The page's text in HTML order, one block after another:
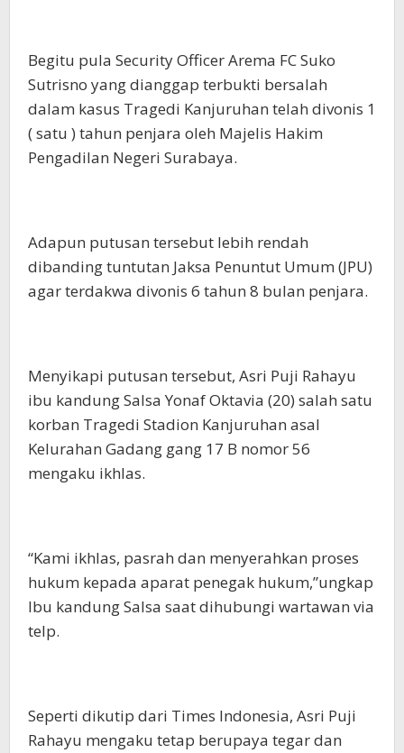
Begitu pula Security Officer Arema FC Suko
Sutrisno yang dianggap terbukti bersalah
dalam kasus Tragedi Kanjuruhan telah divonis 1
( satu ) tahun penjara oleh Majelis Hakim
Pengadilan Negeri Surabaya.
Adapun putusan tersebut lebih rendah
dibanding tuntutan Jaksa Penuntut Umum (JPU)
agar terdakwa divonis 6 tahun 8 bulan penjara.
Menyikapi putusan tersebut, Asri Puji Rahayu
ibu kandung Salsa Yonaf Oktavia (20) salah satu
korban Tragedi Stadion Kanjuruhan asal
Kelurahan Gadang gang 17 B nomor 56
mengaku ikhlas.
“Kami ikhlas, pasrah dan menyerahkan proses
hukum kepada aparat penegak hukum,”ungkap
Ibu kandung Salsa saat dihubungi wartawan via
telp.
Seperti dikutip dari Times Indonesia, Asri Puji
Rahayu mengaku tetap berupaya tegar dan